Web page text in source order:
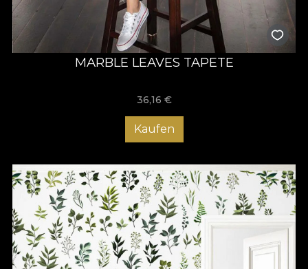
MARBLE LEAVES TAPETE
36,16 €
Kaufen